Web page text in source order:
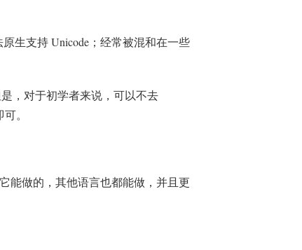
生支持 Unicode；经常被混和在一些
，对于初学者来说，可以不去
。
能做的，其他语言也都能做，并且更